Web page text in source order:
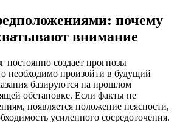
почему
внимание
создает прогнозы
необходимо произойти в будущий
базируются на прошлом
обстановке. Если факты не
появляется положение неясности,
усиленного сосредоточения.